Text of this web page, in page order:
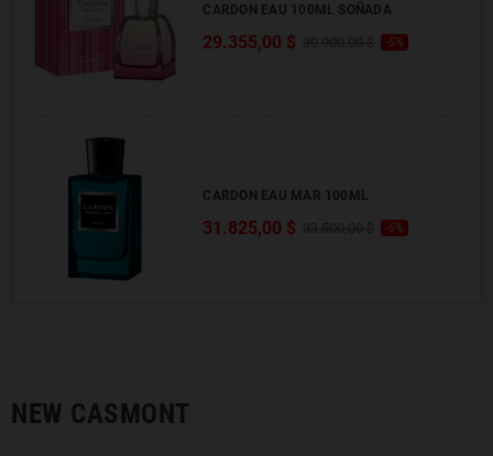
CARDON EAU 100ML SOÑADA
29.355,00 $ -5%
CARDON EAU MAR 100ML
31.825,00 $ -5%
NEW CASMONT